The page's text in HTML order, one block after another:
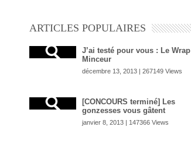
ARTICLES POPULAIRES
J’ai testé pour vous : Le Wrap
Minceur
décembre 13, 2013 | 267149 Views
[CONCOURS terminé] Les
gonzesses vous gâtent
janvier 8, 2013 | 147366 Views